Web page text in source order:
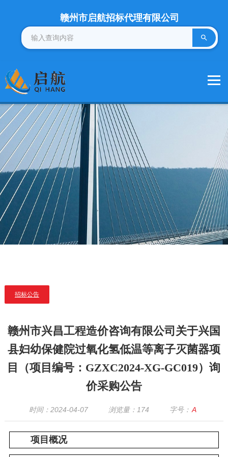
赣州市启航招标代理有限公司
招标公告
赣州市兴昌工程造价咨询有限公司关于兴国
县妇幼保健院过氧化氢低温等离子灭菌器项
目（项目编号：GZXC2024-XG-GC019）询
价采购公告
时间：2024-04-07 浏览量： 174 字号： A
项目概况